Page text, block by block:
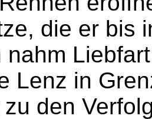
die er bis
nahm
Lenz in
den